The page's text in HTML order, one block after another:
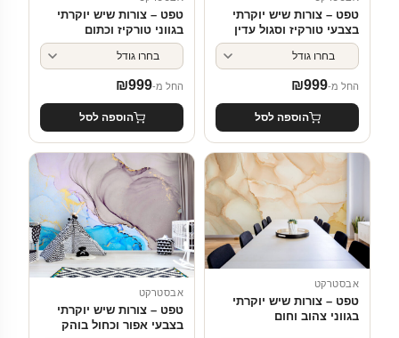
טפט – צורות שיש יוקרתי
בצבעי טורקיז וסגול עדין
החל מ- ₪999
הוספה לסל
טפט – צורות שיש יוקרתי
בגווני טורקיז וכתום
החל מ- ₪999
הוספה לסל
אבסטרקט
טפט – צורות שיש יוקרתי
בגווני צהוב וחום
אבסטרקט
טפט – צורות שיש יוקרתי
בצבעי אפור וכחול בוהק